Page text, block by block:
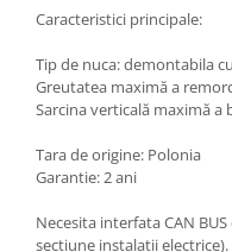
Carlige Mini
Carlige Mitsubishi
Carlige Nissan
Carlige Opel
Carlige Plymouth
Scut motor Skoda
Scut motor Smart
Scut motor SsangYong
Scut motor Suzuki
Scut motor Toyota
Caracteristici principale:
Tip de nuca: demontabila
Greutatea maximă a
Sarcina verticală maximă a
Tara de origine: Polonia
Garantie: 2 ani
Necesita interfata CAN
sectiune instalatii electrice).